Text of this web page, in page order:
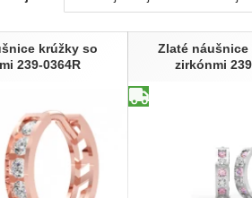
krúžky so
239-0364R
Zlaté náušnice
zirkónmi